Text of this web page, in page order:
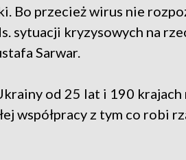
Bo przecież wirus nie
sytuacji kryzysowych na
Sarwar.
od 25 lat i 190 krajach
współpracy z tym co robi